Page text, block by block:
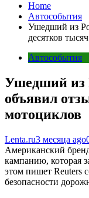
Home
Автособытия
Ушедший из
десятков
Автособытия
Ушедший из
объявил
мотоциклов
Lenta.ru3 месяца ago
Американский
кампанию, которая
этом пишет Reuters
безопасности